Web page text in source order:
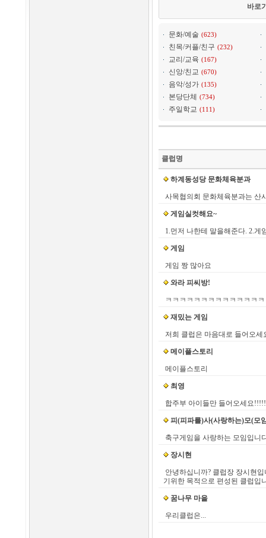
바로
문화/예술 (623)
친목/커플/친구 (232)
교리/교육 (167)
신앙/친교 (670)
음악/성가 (135)
본당단체 (734)
주일학교 (111)
클럽명
하계동성당 문화체육분과
사목협의회 문화체육분과는 산
게임실컷해요~
1.먼저 나한테 말을해준다. 2.게
게임
게임 짱 많아요
와라 피씨방!
ㅋㅋㅋㅋㅋㅋㅋㅋㅋㅋㅋㅋㅋ
재밌는 게임
저희 클럽은 마음대로 들어오세
메이플스토리
메이플스토리
최영
합주부 아이들만 들어오세요
피(피파를)사(사랑하는)모(모
축구게임을 사랑하는 모임입니
장시현
안녕하십니까? 클럽장 장시현
기위한 목적으로 편성된 클럽입
꿈나무 마을
우리클럽은...